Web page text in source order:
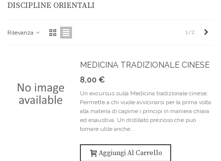
DISCIPLINE ORIENTALI
Rilevanza 1/2
MEDICINA TRADIZIONALE CINESE
8,00 €
Un excursus sulla Medicina tradizionale cinese.
Permette a chi vuole avvicinarsi per la prima volta
alla materia di capirne i principi in maniera chiara
ed esaustiva. Un distillato prezioso che può
tornare utile anche...
Aggiungi Al Carrello